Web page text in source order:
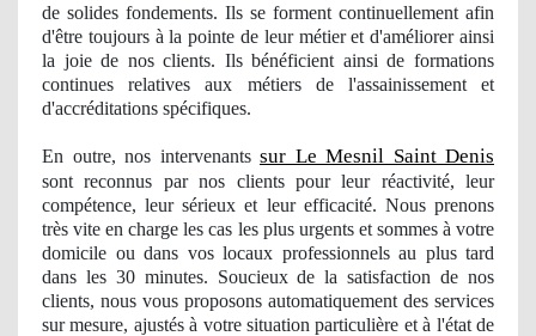
de solides fondements. Ils se forment continuellement afin
d'être toujours à la pointe de leur métier et d'améliorerainsi
la joie de nos clients. Ils bénéficient ainsi de formations
continues relatives aux métiers de l'assainissement et
d'accréditations spécifiques.
En outre, nos intervenants sur Le Mesnil Saint Denis
sont reconnus par nos clients pour leur réactivité, leur
compétence, leur sérieux et leur efficacité. Nous prenons
très vite en charge les cas les plus urgents et sommes à votre
domicile ou dans vos locaux professionnels au plus tard
dans les 30 minutes. Soucieux de la satisfaction de nos
clients, nous vous proposons automatiquement des services
sur mesure, ajustés à votre situation particulière et à l'état de